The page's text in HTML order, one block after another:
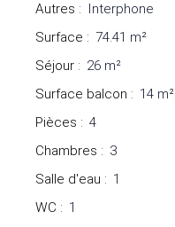
Autres : Interphone
Surface : 74.41 m²
Séjour : 26 m²
Surface balcon : 14 m²
Pièces : 4
Chambres : 3
Salle d'eau : 1
WC : 1